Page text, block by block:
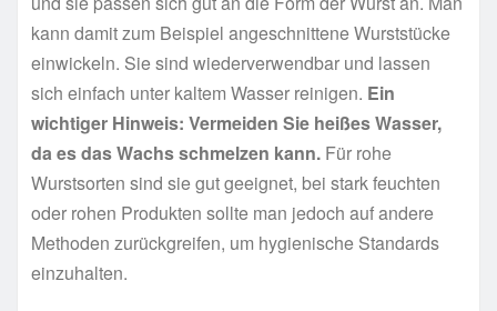
kann damit zum Beispiel angeschnittene Wurststücke
einwickeln. Sie sind wiederverwendbar und lassen
sich einfach unter kaltem Wasser reinigen. Ein
wichtiger Hinweis: Vermeiden Sie heißes Wasser,
da es das Wachs schmelzen kann. Für rohe
Wurstsorten sind sie gut geeignet, bei stark feuchten
oder rohen Produkten sollte man jedoch auf andere
Methoden zurückgreifen, um hygienische Standards
einzuhalten.